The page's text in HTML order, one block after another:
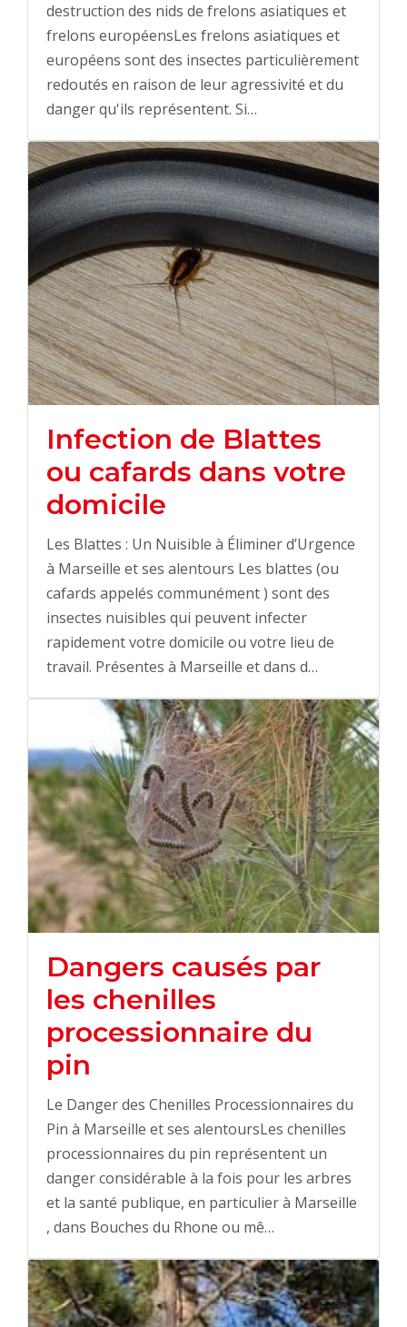
destruction des nids de frelons asiatiques et
frelons européensLes frelons asiatiques et
européens sont des insectes particulièrement
redoutés en raison de leur agressivité et du
danger qu'ils représentent. Si…
Infection de Blattes
ou cafards dans votre
domicile
Les Blattes : Un Nuisible à Éliminer d’Urgence
à Marseille et ses alentours Les blattes (ou
cafards appelés communément ) sont des
insectes nuisibles qui peuvent infecter
rapidement votre domicile ou votre lieu de
travail. Présentes à Marseille et dans d…
Dangers causés par
les chenilles
processionnaire du
pin
Le Danger des Chenilles Processionnaires du
Pin à Marseille et ses alentoursLes chenilles
processionnaires du pin représentent un
danger considérable à la fois pour les arbres
et la santé publique, en particulier à Marseille
, dans Bouches du Rhone ou mê…